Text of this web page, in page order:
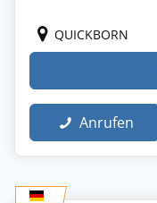
QUICKBORN
Anrufen